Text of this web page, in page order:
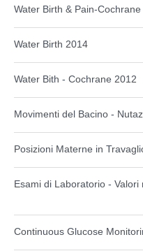
Water Birth & Pain-Cochrane
Water Birth 2014
Water Bith - Cochrane 2012
Movimenti del Bacino -
Posizioni Materne in
Esami di Laboratorio -
Continuous Glucose